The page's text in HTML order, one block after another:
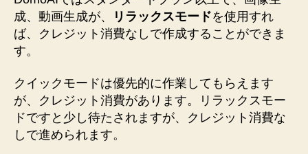
成、動画生成が、
リラックスモードを使用すれ
ば、クレジット消費なしで作成することができま
す。
クイックモードは優先的に作業してもらえます
が、クレジット消費があります。リラックスモー
ドですと少し待たされますが、クレジット消費な
しで進められます。